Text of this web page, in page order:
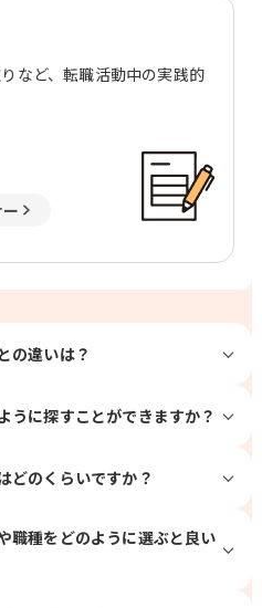
など、転職活動中の実践的
の違いは？
うに探すことができますか？
どのくらいですか？
職種をどのように選ぶと良い